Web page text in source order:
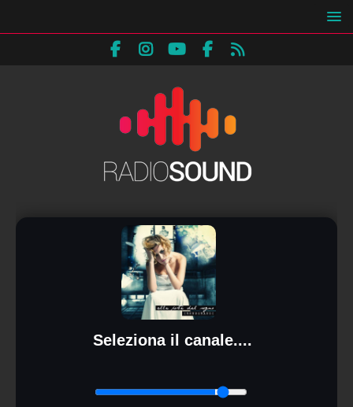
Seleziona il canale....